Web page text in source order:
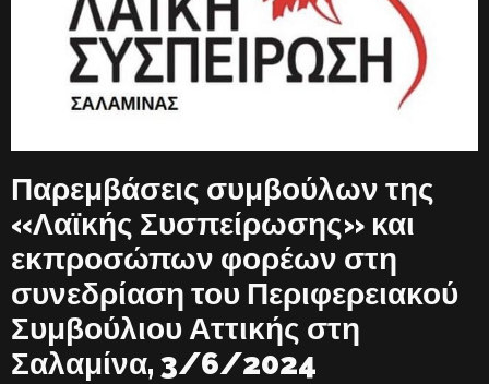
Παρεμβάσεις συμβούλων της
«Λαϊκής Συσπείρωσης» και
εκπροσώπων φορέων στη
συνεδρίαση του Περιφερειακού
Συμβούλιου Αττικής στη
Σαλαμίνα, 3/6/2024